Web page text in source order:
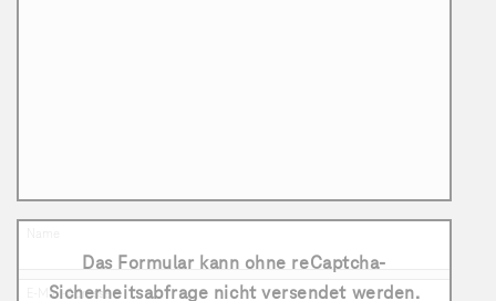
E-Mail-Adresse
Das Formular kann ohne reCaptcha-
Sicherheitsabfrage nicht versendet werden.